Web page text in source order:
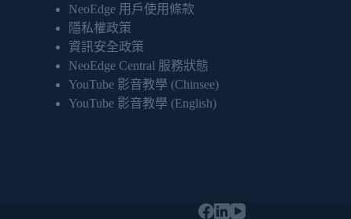
NeoEdge 用戶使用條款
隱私權政策
資訊安全政策
NeoEdge Central 服務狀態
YouTube 影音教學 (Chinsee)
YouTube 影音教學 (English)